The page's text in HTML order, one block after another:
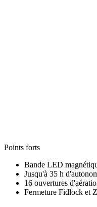
Points forts
Bande LED
Jusqu'à 35 h
16 ouvertures
Fermeture Fidlock et